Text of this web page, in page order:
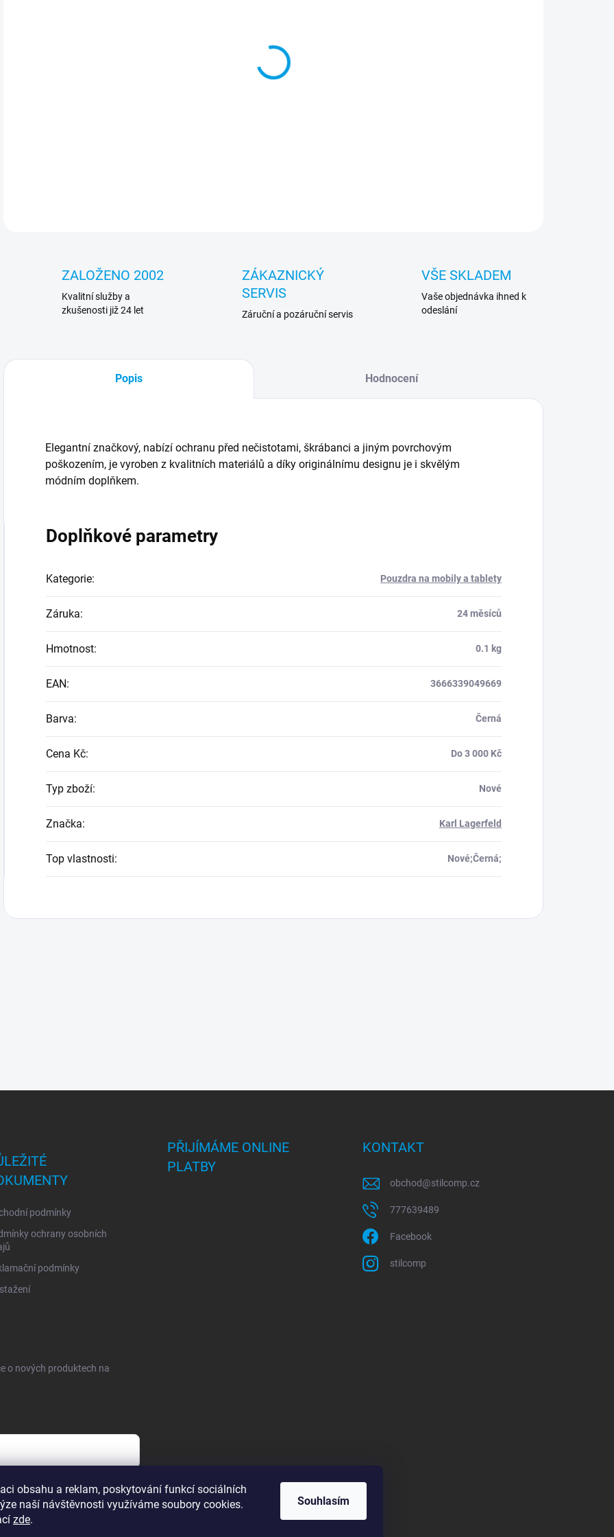
obsahu a reklam, poskytování funkcí sociálních
naší návštěvnosti využíváme soubory cookies.
zde.
Souhlasím
ZALOŽENO 2002
Kvalitní služby a
zkušenosti již 24 let
ZÁKAZNICKÝ
SERVIS
Záruční a pozáruční servis
VŠE SKLADEM
Vaše objednávka ihned k
odeslání
Popis Hodnocení
Elegantní značkový, nabízí ochranu před nečistotami, škrábanci a jiným povrchovým
poškozením, je vyroben z kvalitních materiálů a díky originálnímu designu je i skvělým
módním doplňkem.
Doplňkové parametry
Kategorie: Pouzdra na mobily a tablety
Záruka: 24 měsíců
Hmotnost: 0.1 kg
EAN: 3666339049669
Barva: Černá
Cena Kč: Do 3 000 Kč
Typ zboží: Nové
Značka: Karl Lagerfeld
Top vlastnosti: Nové;Černá;
podmínky
ochrany osobních
podmínky
PŘIJÍMÁME ONLINE
PLATBY
KONTAKT
obchod@stilcomp.cz
777639489
Facebook
stilcomp
o nových produktech na